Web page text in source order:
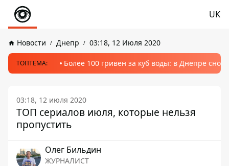
UK
Новости Днепр 03:18, 12 Июля 2020
ТОПТЕМА: Более 100 гривен за куб воды: в Днепре
03:18, 12 июля 2020
ТОП сериалов июля, которые нельзя
пропустить
Олег Бильдин
ЖУРНАЛИСТ